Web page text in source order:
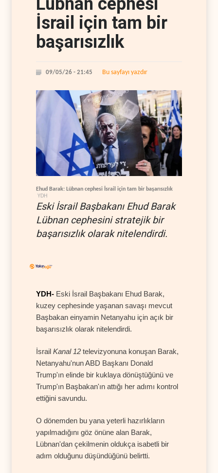
İsrail için tam bir
başarısızlık
09/05/26 - 21:45 Bu sayfayı yazdır
Ehud Barak: Lübnan cephesi İsrail için tam bir başarısızlık
YDH
Eski İsrail Başbakanı Ehud Barak
Lübnan cephesini stratejik bir
başarısızlık olarak nitelendirdi.
YDH- Eski İsrail Başbakanı Ehud Barak,
kuzey cephesinde yaşanan savaşı mevcut
Başbakan einyamin Netanyahu için açık bir
başarısızlık olarak nitelendirdi.
İsrail Kanal 12 televizyonuna konuşan Barak,
Netanyahu'nun ABD Başkanı Donald
Trump'ın elinde bir kuklaya dönüştüğünü ve
Trump'ın Başbakan'ın attığı her adımı kontrol
ettiğini savundu.
O dönemden bu yana yeterli hazırlıkların
yapılmadığını göz önüne alan Barak,
Lübnan'dan çekilmenin oldukça isabetli bir
adım olduğunu düşündüğünü belirtti.